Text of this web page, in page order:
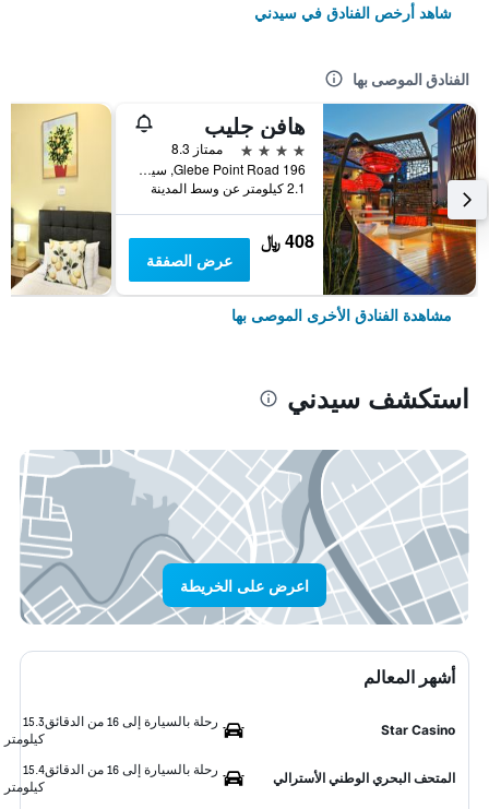
شاهد أرخص الفنادق في سيدني
الفنادق الموصى بها
هافن جليب
4 نجوم
ممتاز 8.3
196 Glebe Point Road, سيدني, NSW, أستراليا
2.1 كيلومتر عن وسط المدينة
408 ﷼
عرض الصفقة
مشاهدة الفنادق الأخرى الموصى بها
استكشف سيدني
اعرض على الخريطة
أشهر المعالم
Star Casino
رحلة بالسيارة إلى 16 من الدقائق
15.3
كيلومتر
المتحف البحري الوطني الأسترالي
رحلة بالسيارة إلى 16 من الدقائق
15.4
كيلومتر